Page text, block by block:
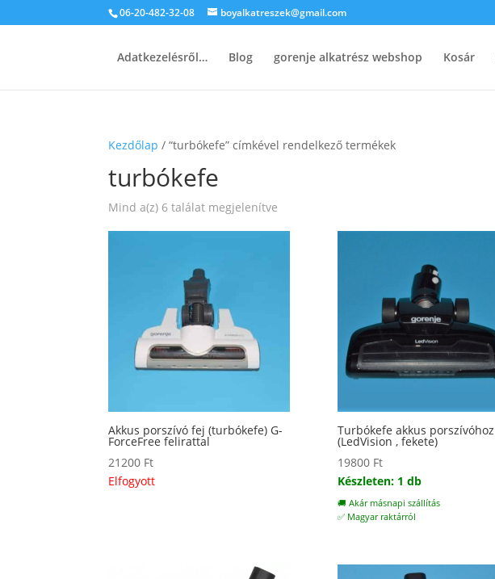
06-20-482-32-08 boyalkatreszek@gmail.com
Adatkezelésről… Blog gorenje alkatrész webshop Kosár
Kezdőlap / “turbókefe” címkével rendelkező termékek
turbókefe
Mind a(z) 6 találat megjelenítve
Akkus porszívó fej (turbókefe) G-
ForceFree felirattal
21200 Ft
Elfogyott
Turbókefe akkus porszívóhoz
(LedVision , fekete)
19800 Ft
Készleten: 1 db
🚚 Akár másnapi szállítás
✅ Magyar raktárról